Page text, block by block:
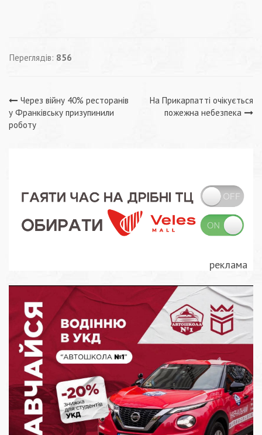
Переглядів: 856
Навігація
записів
Через війну 40% ресторанів
у Франківську призупинили
роботу
На Прикарпатті очікується
пожежна небезпека